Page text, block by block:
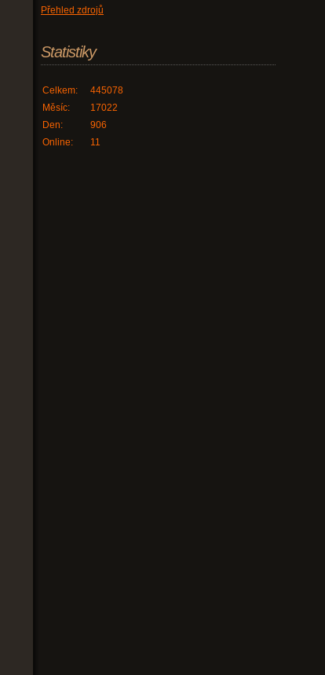
Přehled zdrojů
Statistiky
Online: 11
Celkem:
445078
Měsíc:
17022
Den:
906